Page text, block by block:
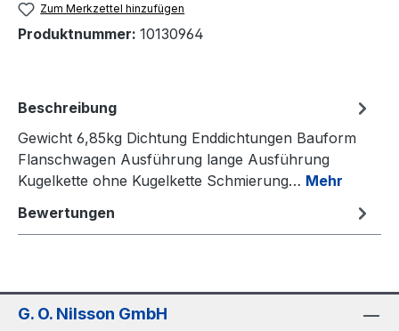
Zum Merkzettel hinzufügen
Produktnummer: 10130964
Beschreibung
Gewicht 6,85kg Dichtung Enddichtungen Bauform
Flanschwagen Ausführung lange Ausführung
Kugelkette ohne Kugelkette Schmierung… Mehr
Bewertungen
G. O. Nilsson GmbH